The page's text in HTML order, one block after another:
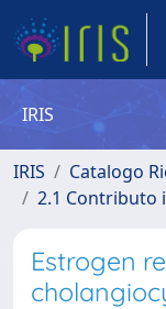
IRIS
IRIS Catalogo
2.1 Contributo
Estrogen